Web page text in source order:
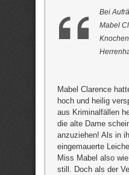
Bei
Mabel
Mabel Clarence
hoch und heilig
aus Kriminalfällen
die alte Dame
anzuziehen! Als in
eingemauerte
Miss Mabel also
still. Doch als der